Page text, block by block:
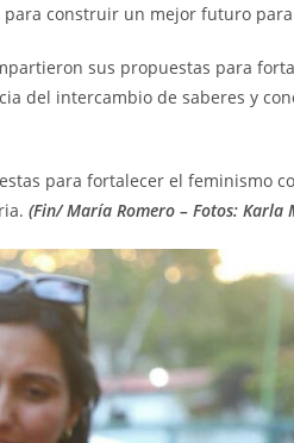
construir un mejor futuro
sus propuestas para
del intercambio de saberes y
para fortalecer el feminismo
(Fin/ María Romero – Fotos: Karla